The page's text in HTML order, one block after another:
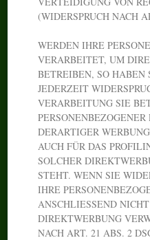
(WIDERSPRUCH NACH
WERDEN IHRE
VERARBEITET, UM
BETREIBEN, SO HABEN
JEDERZEIT
VERARBEITUNG SIE
DERARTIGER
AUCH FÜR DAS
SOLCHER
STEHT. WENN SIE
IHRE
ANSCHLIESSEND
DIREKTWERBUNG
NACH ART. 21 ABS. 2